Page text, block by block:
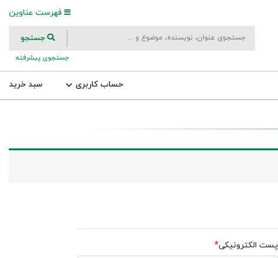
فهرست عناوین
جستجو
جستجوی پیشرفته
حساب کاربری سبد خرید
پست الکترونیکی*